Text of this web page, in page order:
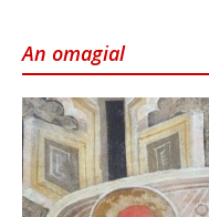
An omagial